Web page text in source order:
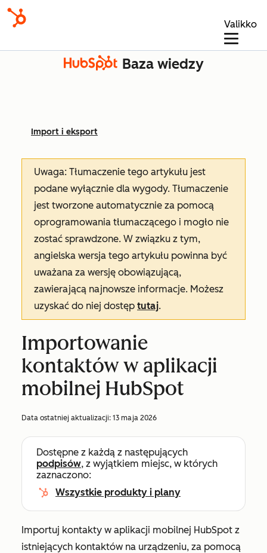
Valikko
Baza wiedzy
Import i eksport
Uwaga: Tłumaczenie tego artykułu jest
podane wyłącznie dla wygody. Tłumaczenie
jest tworzone automatycznie za pomocą
oprogramowania tłumaczącego i mogło nie
zostać sprawdzone. W związku z tym,
angielska wersja tego artykułu powinna być
uważana za wersję obowiązującą,
zawierającą najnowsze informacje. Możesz
uzyskać do niej dostęp tutaj.
Importowanie
kontaktów w aplikacji
mobilnej HubSpot
Data ostatniej aktualizacji: 13 maja 2026
Dostępne z każdą z następujących
podpisów, z wyjątkiem miejsc, w których
zaznaczono:
Wszystkie produkty i plany
Importuj kontakty w aplikacji mobilnej HubSpot z
istniejących kontaktów na urządzeniu, za pomocą